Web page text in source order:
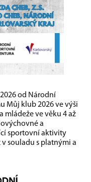
2026 od Národní
Můj klub 2026 ve výši
mládeže ve věku 4 až
a
sportovní aktivity
souladu s platnými a